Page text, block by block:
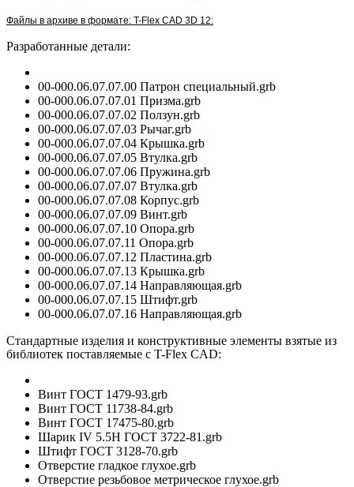
Файлы в архиве в формате: T-Flex CAD 3D 12:
Разработанные детали:
00-000.06.07.07.00 Патрон специальный.grb
00-000.06.07.07.01 Призма.grb
00-000.06.07.07.02 Ползун.grb
00-000.06.07.07.03 Рычаг.grb
00-000.06.07.07.04 Крышка.grb
00-000.06.07.07.05 Втулка.grb
00-000.06.07.07.06 Пружина.grb
00-000.06.07.07.07 Втулка.grb
00-000.06.07.07.08 Корпус.grb
00-000.06.07.07.09 Винт.grb
00-000.06.07.07.10 Опора.grb
00-000.06.07.07.11 Опора.grb
00-000.06.07.07.12 Пластина.grb
00-000.06.07.07.13 Крышка.grb
00-000.06.07.07.14 Направляющая.grb
00-000.06.07.07.15 Штифт.grb
00-000.06.07.07.16 Направляющая.grb
Стандартные изделия и конструктивные элементы взятые из
библиотек поставляемые с T-Flex CAD:
Винт ГОСТ 1479-93.grb
Винт ГОСТ 11738-84.grb
Винт ГОСТ 17475-80.grb
Шарик IV 5.5H ГОСТ 3722-81.grb
Штифт ГОСТ 3128-70.grb
Отверстие гладкое глухое.grb
Отверстие резьбовое метрическое глухое.grb